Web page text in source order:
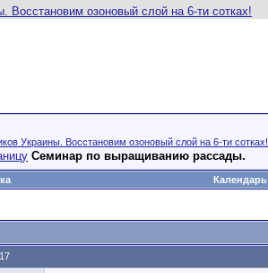
Украины. Восстановим озоновый слой на 6-ти сотках!
Семинар по выращиванию рассады.
Календарь